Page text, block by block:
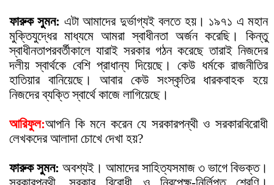
ফারুক সুমন: এটা আমাদের দুর্ভাগ্যই বলতে হয়। ১৯৭১ এ মহান
মুক্তিযুদ্ধের মাধ্যমে আমরা স্বাধীনতা অর্জন করেছি। কিন্তু
স্বাধীনতাপরবর্তীকালে যারাই সরকার গঠন করেছে তারাই নিজদের
দলীয় স্বার্থকে বেশি প্রাধান্য দিয়েছে। কেউ ধর্মকে রাজনীতির
হাতিয়ার বানিয়েছে। আবার কেউ সংস্কৃতির ধারকবাহক হয়ে
নিজদের ব্যক্তি স্বার্থে কাজে লাগিয়েছে।
আরিফুল:আপনি কি মনে করেন যে সরকারপন্থী ও সরকারবিরোধী
লেখকদের আলাদা চোখে দেখা হয়?
ফারুক সুমন: অবশ্যই। আমাদের সাহিত্যসমাজ ৩ ভাগে বিভক্ত।